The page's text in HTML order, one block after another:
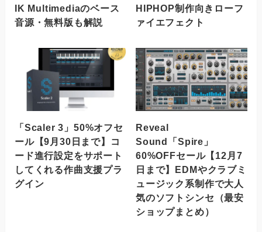
IK Multimediaのベース
音源・無料版も解説
HIPHOP制作向きローフ
ァイエフェクト
「Scaler 3」50%オフセ
ール【9月30日まで】コ
ード進行設定をサポート
してくれる作曲支援プラ
グイン
Reveal
Sound「Spire」
60%OFFセール【12月7
日まで】EDMやクラブミ
ュージック系制作で大人
気のソフトシンセ（最安
ショップまとめ）